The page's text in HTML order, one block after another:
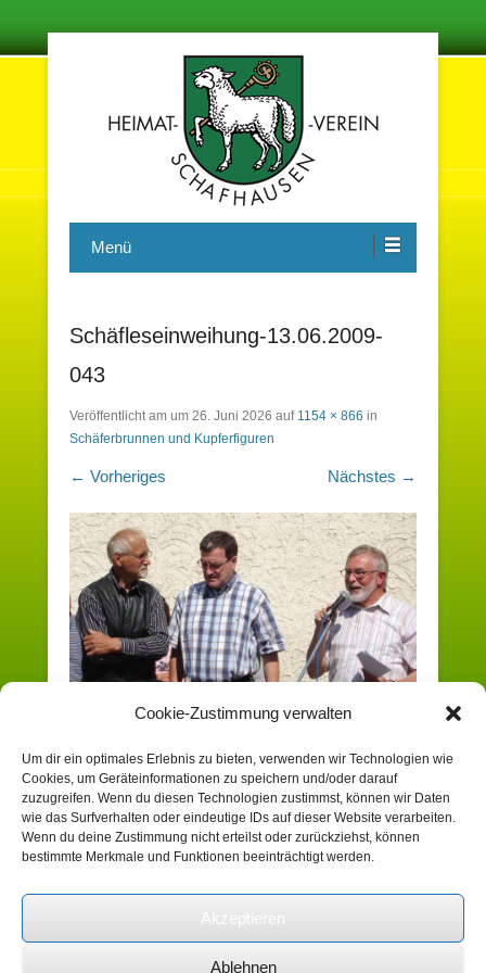
Cookie-Zustimmung verwalten
Um dir ein optimales Erlebnis zu bieten, verwenden wir Technologien wie
Cookies, um Geräteinformationen zu speichern und/oder darauf
zuzugreifen. Wenn du diesen Technologien zustimmst, können wir Daten
wie das Surfverhalten oder eindeutige IDs auf dieser Website verarbeiten.
Wenn du deine Zustimmung nicht erteilst oder zurückziehst, können
bestimmte Merkmale und Funktionen beeinträchtigt werden.
Akzeptieren
Ablehnen
Heimatverein Schafhausen e.V.
Menü
Schäfleseinweihung-13.06.2009-
043
Veröffentlicht am um 26. Juni 2026 auf 1154 × 866 in
Schäferbrunnen und Kupferfiguren
← Vorheriges Nächstes →
Sowohl Kommentare als auch Trackbacks sind derzeit
geschlossen.